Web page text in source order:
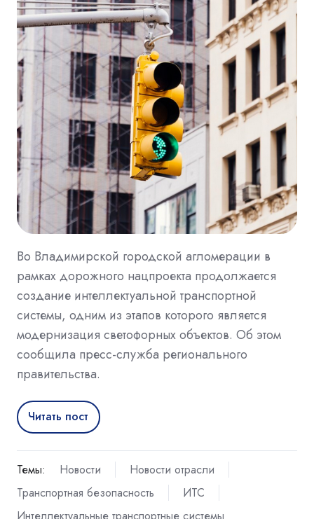
Во Владимирской городской агломерации в
рамках дорожного нацпроекта продолжается
создание интеллектуальной транспортной
системы, одним из этапов которого является
модернизация светофорных объектов. Об этом
сообщила пресс-служба регионального
правительства.
Читать пост
Темы: Новости
Новости отрасли
Транспортная безопасность
ИТС